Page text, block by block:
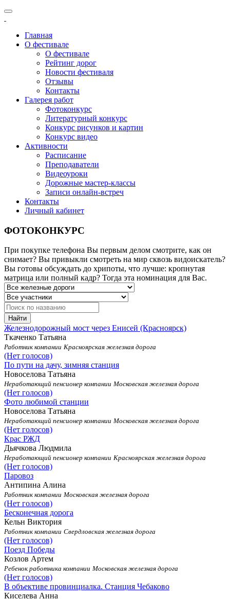
Главная
О фестивале
О фестивале
Рейтинг дорог
Новости фестиваля
Отзывы
Контакты
Галерея работ
Фотоконкурс
Литературный конкурс
Конкурс рисунков и картин
Конкурс видео
Активности
Расписание
Преподаватели
Видеоуроки
Дорожные мастер-классы
Записи онлайн-встреч
Контакты
Личный кабинет
ФОТОКОНКУРС
При покупке телефона Вы первым делом смотрите, как он
снимает? Вы привыкли смотреть на мир сквозь видоискатель?
Вы готовы обсуждать до хрипоты, что лучше: кропнутая
матрица или полный кадр? Тогда эта номинация для Вас.
Найти
Железнодорожный мост через Енисей (Красноярск)
Ткаченко Татьяна
Работник компании Красноярская железная дорога
(Нет голосов)
По пути на дачу, зимняя станция
Новоселова Татьяна
Неработающий пенсионер компании Московская железная дорога
(Нет голосов)
Фото любимой станции
Новоселова Татьяна
Неработающий пенсионер компании Московская железная дорога
(Нет голосов)
Крас РЖД
Дьячкова Людмила
Неработающий пенсионер компании Красноярская железная дорога
(Нет голосов)
Паровоз
Антипина Алина
Работник компании Московская железная дорога
(Нет голосов)
Бесконечная дорога
Кельн Виктория
Работник компании Свердловская железная дорога
(Нет голосов)
Поезд Победы
Козлов Артем
Ребенок работника компании Московская железная дорога
(Нет голосов)
В объективе провинциалка. Станция Чебаково
Киселева Анна